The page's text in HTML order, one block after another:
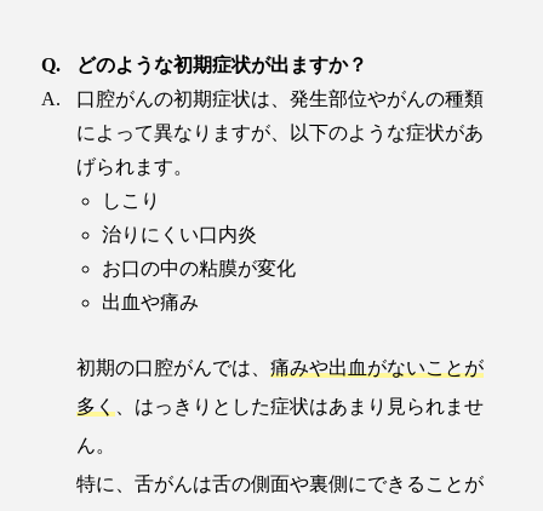
どのような初期症状が出ますか？
口腔がんの初期症状は、発生部位やがんの種類
によって異なりますが、以下のような症状があ
げられます。
しこり
治りにくい口内炎
お口の中の粘膜が変化
出血や痛み
初期の口腔がんでは、 痛みや出血がないことが
多く
、はっきりとした症状はあまり見られませ
ん。
特に、舌がんは舌の側面や裏側にできることが